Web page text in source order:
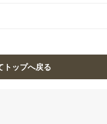
トップへ戻る